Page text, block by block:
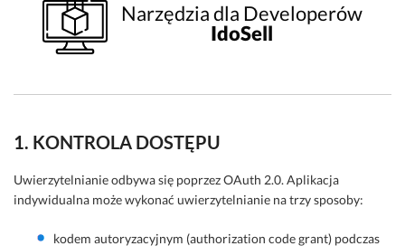
Narzędzia dla Developerów
IdoSell
1. KONTROLA DOSTĘPU
Uwierzytelnianie odbywa się poprzez OAuth 2.0. Aplikacja
indywidualna może wykonać uwierzytelnianie na trzy sposoby:
kodem autoryzacyjnym (authorization code grant) podczas